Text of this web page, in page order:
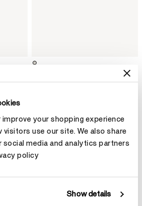
your shopping experience
use our site. We also share
media and analytics partners
policy
Show details
HK$1,080,400